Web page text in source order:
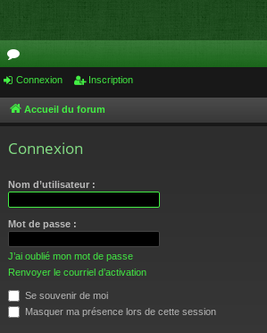
or
u
Connexion Inscription
Accueil du forum
Connexion
Nom d’utilisateur :
Mot de passe :
J’ai oublié mon mot de passe
Renvoyer le courriel d’activation
Se souvenir de moi
Masquer ma présence lors de cette session